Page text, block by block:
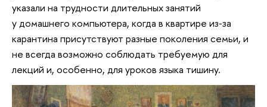
указали на трудности длительных занятий
у домашнего компьютера, когда в квартире из‑за
карантина присутствуют разные поколения семьи, и
не всегда возможно соблюдать требуемую для
лекций и, особенно, для уроков языка тишину.